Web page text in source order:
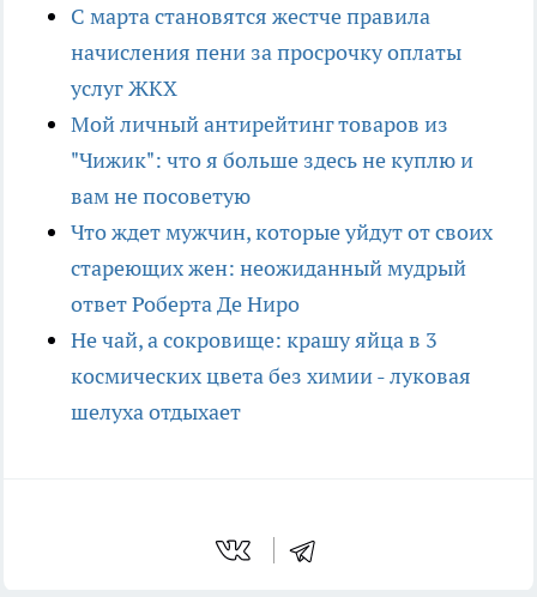
С марта становятся жестче правила
начисления пени за просрочку оплаты
услуг ЖКХ
Мой личный антирейтинг товаров из
"Чижик": что я больше здесь не куплю и
вам не посоветую
Что ждет мужчин, которые уйдут от своих
стареющих жен: неожиданный мудрый
ответ Роберта Де Ниро
Не чай, а сокровище: крашу яйца в 3
космических цвета без химии - луковая
шелуха отдыхает